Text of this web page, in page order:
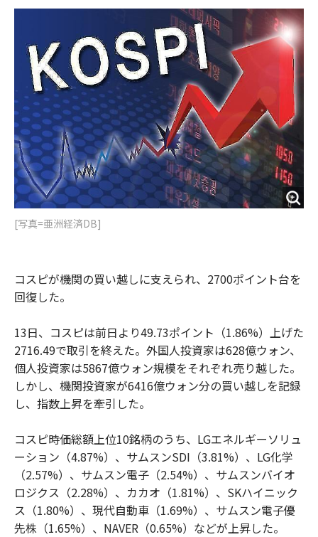
b
k
t
o
t
i
n
[写真=亜洲経済DB]
コスピが機関の買い越しに支えられ、2700ポイント台を
回復した。
13日、コスピは前日より49.73ポイント（1.86%）上げた
2716.49で取引を終えた。外国人投資家は628億ウォン、
個人投資家は5867億ウォン規模をそれぞれ売り越した。
しかし、機関投資家が6416億ウォン分の買い越しを記録
し、指数上昇を牽引した。
コスピ時価総額上位10銘柄のうち、LGエネルギーソリュ
ーション（4.87%）、サムスンSDI（3.81%）、LG化学
（2.57%）、サムスン電子（2.54%）、サムスンバイオ
ロジクス（2.28%）、カカオ（1.81%）、SKハイニック
ス（1.80%）、現代自動車（1.69%）、サムスン電子優
先株（1.65%）、NAVER（0.65%）などが上昇した。